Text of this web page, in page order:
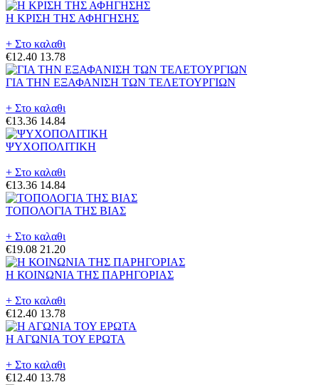
Η ΚΡΙΣΗ ΤΗΣ ΑΦΗΓΗΣΗΣ
+ Στο καλαθι
€12.40 13.78
ΓΙΑ ΤΗΝ ΕΞΑΦΑΝΙΣΗ ΤΩΝ ΤΕΛΕΤΟΥΡΓΙΩΝ
+ Στο καλαθι
€13.36 14.84
ΨΥΧΟΠΟΛΙΤΙΚΗ
+ Στο καλαθι
€13.36 14.84
ΤΟΠΟΛΟΓΙΑ ΤΗΣ ΒΙΑΣ
+ Στο καλαθι
€19.08 21.20
Η ΚΟΙΝΩΝΙΑ ΤΗΣ ΠΑΡΗΓΟΡΙΑΣ
+ Στο καλαθι
€12.40 13.78
Η ΑΓΩΝΙΑ ΤΟΥ ΕΡΩΤΑ
+ Στο καλαθι
€12.40 13.78